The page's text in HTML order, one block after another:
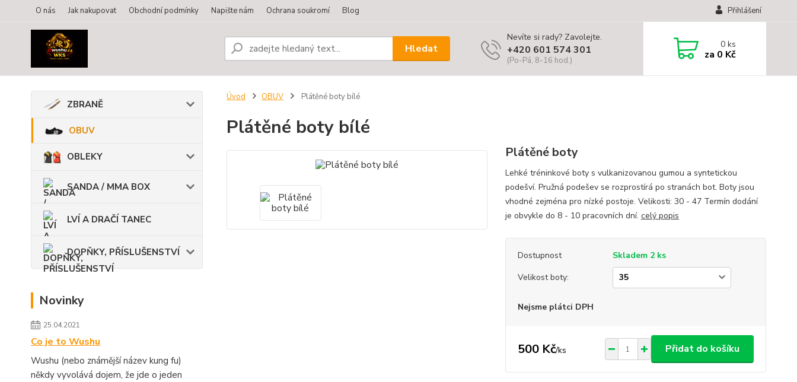
O nás Jak nakupovat Obchodní podmínky Napište nám Ochrana soukromí Blog Přihlášení
Hledat
Nevíte si rady? Zavolejte.
+420 601 574 301
(Po-Pá, 8-16 hod.)
0ks
za 0 Kč
ZBRANĚ
OBUV
OBLEKY
SANDA / MMA BOX
LVÍ A DRAČÍ TANEC
DOPŇKY, PŘÍSLUŠENSTVÍ
Novinky
25.04.2021
Co je to Wushu
Wushu (nebo známější název kung fu)
někdy vyvolává dojem, že jde o jeden
Úvod OBUV Plátěné boty bílé
Plátěné boty bílé
Plátěné boty
Lehké tréninkové boty s vulkanizovanou gumou a syntetickou
podešví. Pružná podešev se rozprostírá po stranách bot. Boty jsou
vhodné zejména pro nízké postoje. Velikosti: 30 - 47 Termín dodání
je obvykle do 8 - 10 pracovních dní. celý popis
Dostupnost
Skladem 2 ks
Velikost boty:
Nejsme plátci DPH
500 Kč/ks Přidat do košíku